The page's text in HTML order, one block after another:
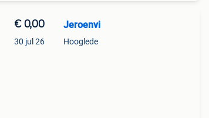
€ 0,00
30 jul 26
Jeroenvi
Hooglede